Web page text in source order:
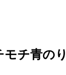
チ青の